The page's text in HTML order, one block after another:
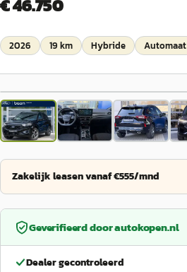
€ 46.750
2026 19 km Hybride Automaat
Zakelijk leasen vanaf €555/mnd
Geverifieerd doorautokopen.nl
Dealer gecontroleerd